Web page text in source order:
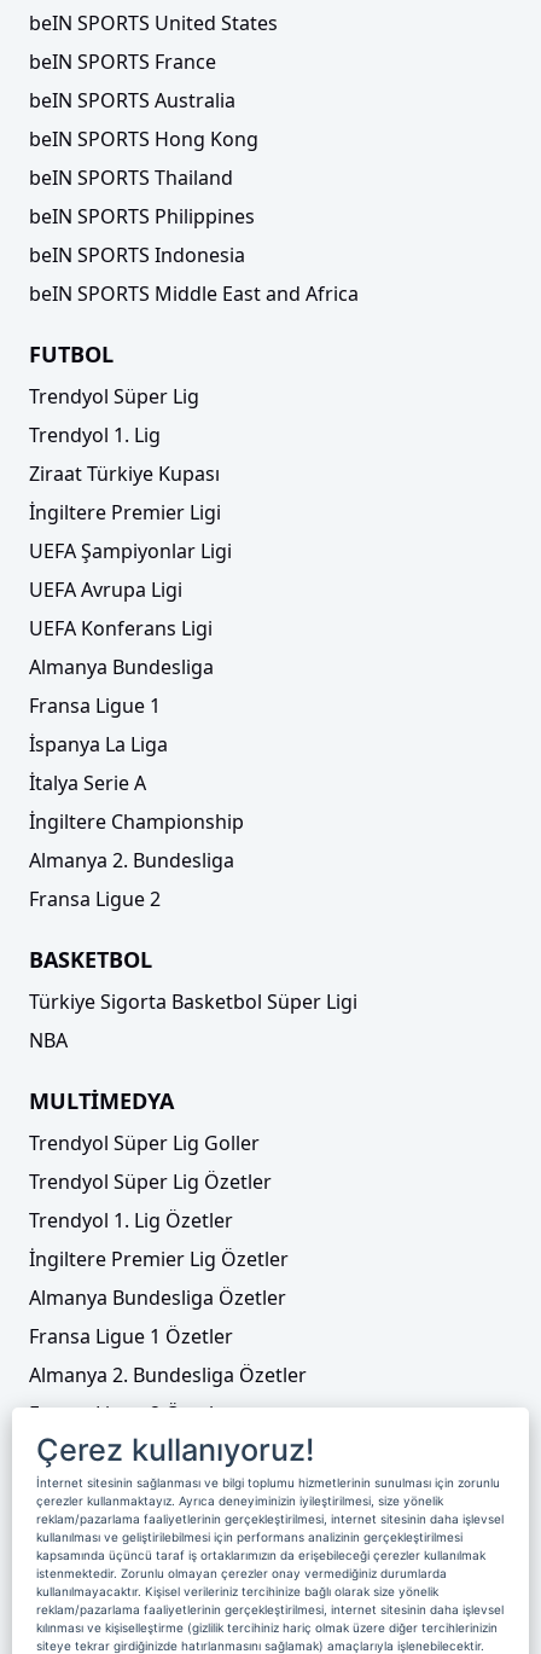
beIN SPORTS United States
beIN SPORTS France
beIN SPORTS Australia
beIN SPORTS Hong Kong
beIN SPORTS Thailand
beIN SPORTS Philippines
beIN SPORTS Indonesia
beIN SPORTS Middle East and Africa
FUTBOL
Trendyol Süper Lig
Trendyol 1. Lig
Ziraat Türkiye Kupası
İngiltere Premier Ligi
UEFA Şampiyonlar Ligi
UEFA Avrupa Ligi
UEFA Konferans Ligi
Almanya Bundesliga
Fransa Ligue 1
İspanya La Liga
İtalya Serie A
İngiltere Championship
Almanya 2. Bundesliga
Fransa Ligue 2
BASKETBOL
Türkiye Sigorta Basketbol Süper Ligi
NBA
MULTİMEDYA
Trendyol Süper Lig Goller
Trendyol Süper Lig Özetler
Trendyol 1. Lig Özetler
İngiltere Premier Lig Özetler
Almanya Bundesliga Özetler
Fransa Ligue 1 Özetler
Almanya 2. Bundesliga Özetler
Fransa Ligue 2 Özetler
Tenis
Video Liste
Foto Galeriler
Üyelik Yayın Akışı Reklam
Site Sözleşmesi
Künye ve İletişim
Çerez Politikası
Çerez kullanıyoruz!
İnternet sitesinin sağlanması ve bilgi toplumu hizmetlerinin sunulması için zorunlu
çerezler kullanmaktayız. Ayrıca deneyiminizin iyileştirilmesi, size yönelik
reklam/pazarlama faaliyetlerinin gerçekleştirilmesi, internet sitesinin daha işlevsel
kullanılması ve geliştirilebilmesi için performans analizinin gerçekleştirilmesi
kapsamında üçüncü taraf iş ortaklarımızın da erişebileceği çerezler kullanılmak
istenmektedir. Zorunlu olmayan çerezler onay vermediğiniz durumlarda
kullanılmayacaktır. Kişisel verileriniz tercihinize bağlı olarak size yönelik
reklam/pazarlama faaliyetlerinin gerçekleştirilmesi, internet sitesinin daha işlevsel
kılınması ve kişiselleştirme (gizlilik tercihiniz hariç olmak üzere diğer tercihlerinizin
siteye tekrar girdiğinizde hatırlanmasını sağlamak) amaçlarıyla işlenebilecektir.